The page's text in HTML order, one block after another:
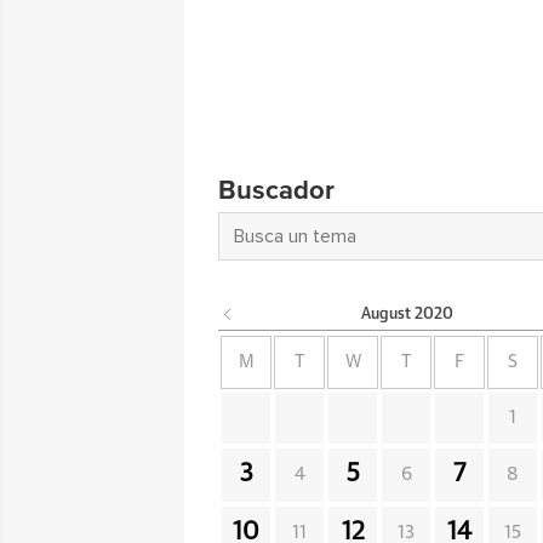
Buscador
August 2020
M W F S
1
3 4 5 6 7 8
10 11 12 13 14 15